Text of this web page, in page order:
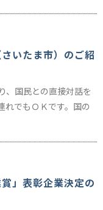
いたま市）のご紹
、国民との直接対話を
れでもＯＫです。国の
」表彰企業決定の